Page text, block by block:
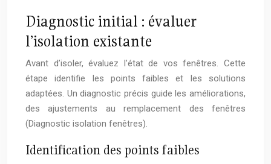
Diagnostic initial : évaluer
l’isolation existante
Avant d’isoler, évaluez l’état de vos fenêtres. Cette
étape identifie les points faibles et les solutions
adaptées. Un diagnostic précis guide les améliorations,
des ajustements au remplacement des fenêtres
(Diagnostic isolation fenêtres).
Identification des points faibles